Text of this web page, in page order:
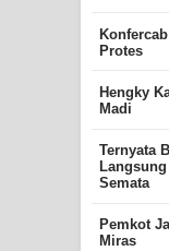
Protes
Hengky
Madi
Ternyata
Semata
Pemkot
Miras